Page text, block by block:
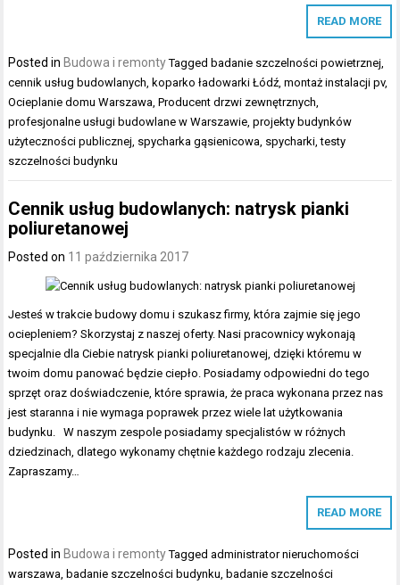
READ MORE
Posted in Budowa i remonty Tagged badanie szczelności powietrznej,
cennik usług budowlanych, koparko ładowarki Łódź,montaż instalacji pv,
Ocieplanie domu Warszawa,Producent drzwi zewnętrznych,
profesjonalne usługi budowlane w Warszawie,projekty budynków
użyteczności publicznej, spycharka gąsienicowa, spycharki,testy
szczelności budynku
Cennik usług budowlanych: natrysk pianki
poliuretanowej
Posted on 11 października 2017
Jesteś w trakcie budowy domu i szukasz firmy, która zajmie się jego
ociepleniem? Skorzystaj z naszej oferty. Nasi pracownicy wykonają
specjalnie dla Ciebie natrysk pianki poliuretanowej, dzięki któremu w
twoim domu panować będzie ciepło. Posiadamy odpowiedni do tego
sprzęt oraz doświadczenie, które sprawia, że praca wykonana przez nas
jest staranna i nie wymaga poprawek przez wiele lat użytkowania
budynku. W naszym zespole posiadamy specjalistów w różnych
dziedzinach, dlatego wykonamy chętnie każdego rodzaju zlecenia.
Zapraszamy…
READ MORE
Posted inBudowa i remonty Taggedadministrator nieruchomości
warszawa ,badanie szczelności budynku ,badanie szczelności